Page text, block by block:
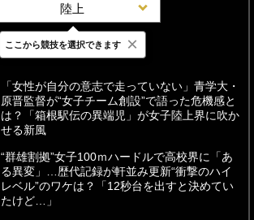
陸上
最新 24時間 週間
「女性が自分の意志で走っていない」青学大・
原晋監督が“女子チーム創設”で語った危機感と
は？「箱根駅伝の異端児」が女子陸上界に吹か
せる新風
“群雄割拠”女子100ｍハードルで高校界に「あ
る異変」…歴代記録が軒並み更新“衝撃のハイ
レベル”のワケは？「12秒台を出すと決めてい
たけど…」
ここから競技を選択できます ×